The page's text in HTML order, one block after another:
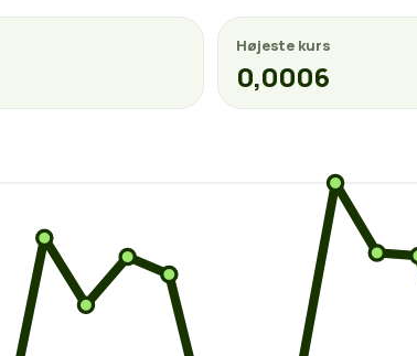
Højeste kurs
0,0006